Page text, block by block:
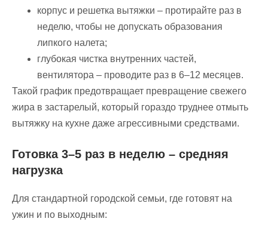
корпус и решетка вытяжки – протирайте раз в
неделю, чтобы не допускать образования
липкого налета;
глубокая чистка внутренних частей,
вентилятора – проводите раз в 6–12 месяцев.
Такой график предотвращает превращение свежего
жира в застарелый, который гораздо труднее отмыть
вытяжку на кухне даже агрессивными средствами.
Готовка 3–5 раз в неделю – средняя
нагрузка
Для стандартной городской семьи, где готовят на
ужин и по выходным: